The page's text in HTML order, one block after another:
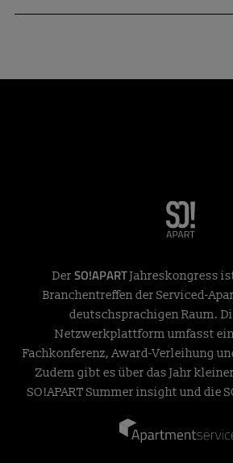
Der SO!APARTJahreskongress
Branchentreffen der Serviced-
deutschsprachigen Raum.
Netzwerkplattform umfasst
Fachkonferenz, Award-Verleihung
Zudem gibt es über das Jahr
SO!APART Summer insight und die